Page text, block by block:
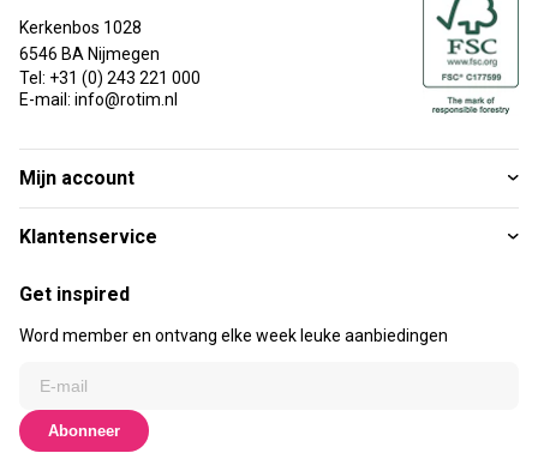
Kerkenbos 1028
6546 BA Nijmegen
Tel: +31 (0) 243 221 000
E-mail: info@rotim.nl
Mijn account
Klantenservice
Get inspired
Word member en ontvang elke week leuke aanbiedingen
Abonneer